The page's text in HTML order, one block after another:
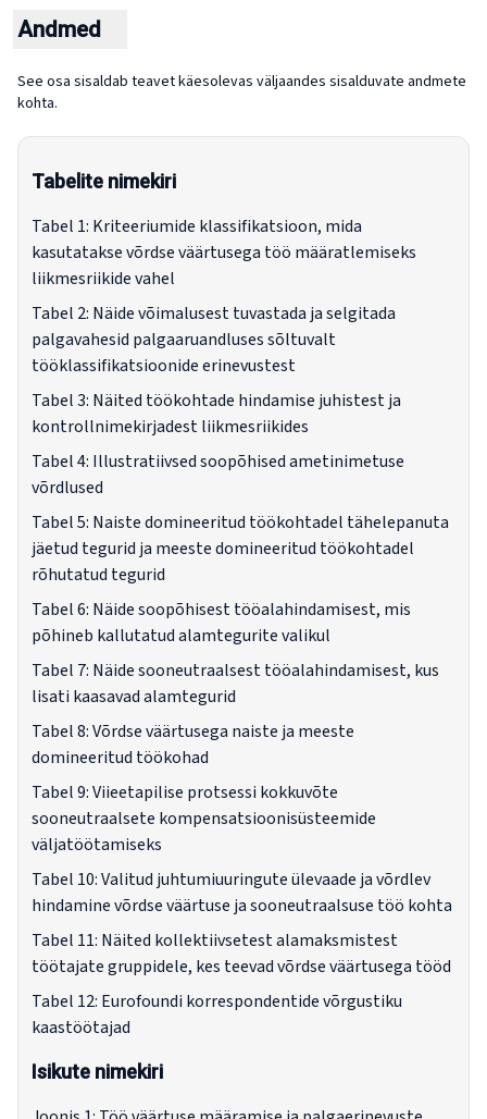
Andmed
See osa sisaldab teavet käesolevas väljaandes sisalduvate andmete
kohta.
Tabelite nimekiri
Tabel 1: Kriteeriumide klassifikatsioon, mida
kasutatakse võrdse väärtusega töö määratlemiseks
liikmesriikide vahel
Tabel 2: Näide võimalusest tuvastada ja selgitada
palgavahesid palgaaruandluses sõltuvalt
tööklassifikatsioonide erinevustest
Tabel 3: Näited töökohtade hindamise juhistest ja
kontrollnimekirjadest liikmesriikides
Tabel 4: Illustratiivsed soopõhised ametinimetuse
võrdlused
Tabel 5: Naiste domineeritud töökohtadel tähelepanuta
jäetud tegurid ja meeste domineeritud töökohtadel
rõhutatud tegurid
Tabel 6: Näide soopõhisest tööalahindamisest, mis
põhineb kallutatud alamtegurite valikul
Tabel 7: Näide sooneutraalsest tööalahindamisest, kus
lisati kaasavad alamtegurid
Tabel 8: Võrdse väärtusega naiste ja meeste
domineeritud töökohad
Tabel 9: Viieetapilise protsessi kokkuvõte
sooneutraalsete kompensatsioonisüsteemide
väljatöötamiseks
Tabel 10: Valitud juhtumiuuringute ülevaade ja võrdlev
hindamine võrdse väärtuse ja sooneutraalsuse töö kohta
Tabel 11: Näited kollektiivsetest alamaksmistest
töötajate gruppidele, kes teevad võrdse väärtusega tööd
Tabel 12: Eurofoundi korrespondentide võrgustiku
kaastöötajad
Isikute nimekiri